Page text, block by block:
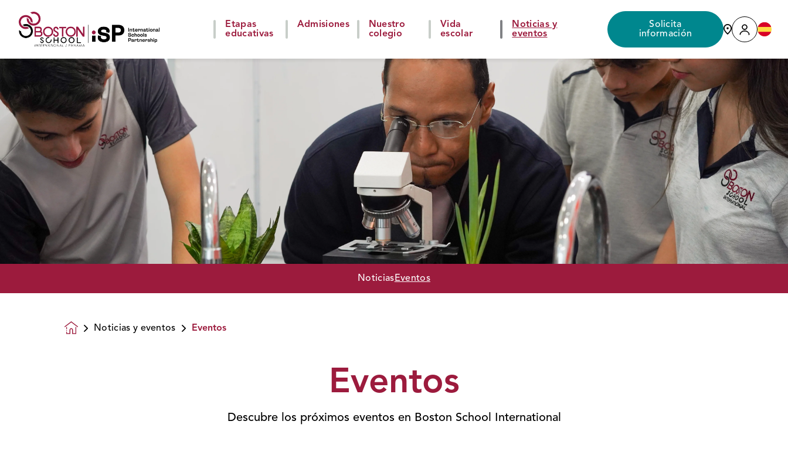
Etapas
educativas
Admisiones
Nuestro
colegio
Vida
escolar
Noticias y
eventos
Solicita
información
Noticias Eventos
HomepageNoticias y eventos Eventos
Eventos
Descubre los próximos eventos en Boston School International